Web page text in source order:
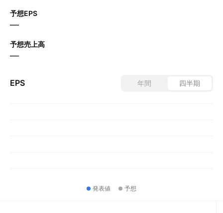
予想EPS
—
予想売上高
—
EPS 年間 四半期
発表値 予想